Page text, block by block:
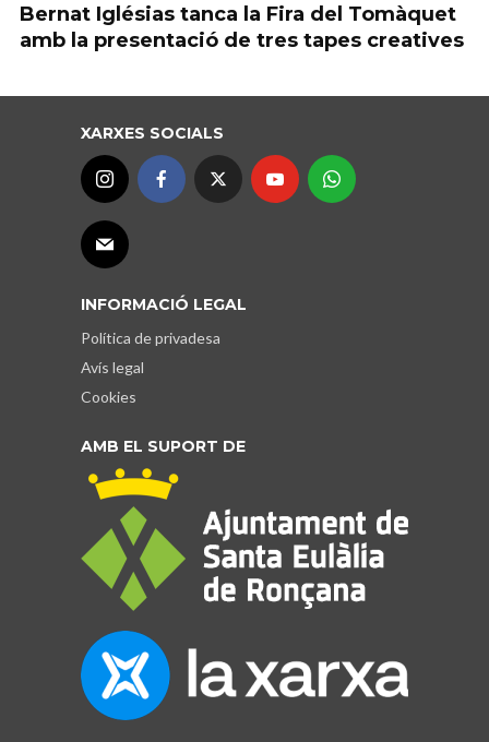
Bernat Iglésias tanca la Fira del Tomàquet
amb la presentació de tres tapes creatives
XARXES SOCIALS
INFORMACIÓ LEGAL
Política de privadesa
Avís legal
Cookies
AMB EL SUPORT DE